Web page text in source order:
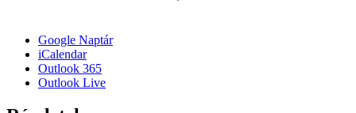
Google Naptár
iCalendar
Outlook 365
Outlook Live